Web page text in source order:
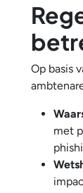
Op basis
met